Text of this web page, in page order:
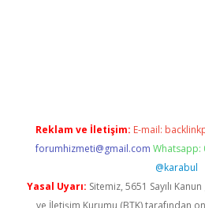
Reklam ve İletişim: E-mail:
forumhizmeti@gmail.com Whatsapp:
@karabul
Yasal Uyarı: Sitemiz, 5651 Sayılı
ve İletişim Kurumu (BTK) tarafından